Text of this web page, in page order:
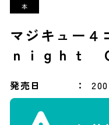
マジキュー
ｎｉｇｈｔ
発売日